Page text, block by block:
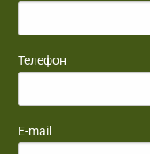
Телефон
E-mail